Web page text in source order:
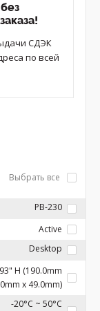
СДЭК
по всей
Выбрать все
PB-230
Active
Desktop
H (190.0mm
x 49.0mm)
-20°C ~ 50°C